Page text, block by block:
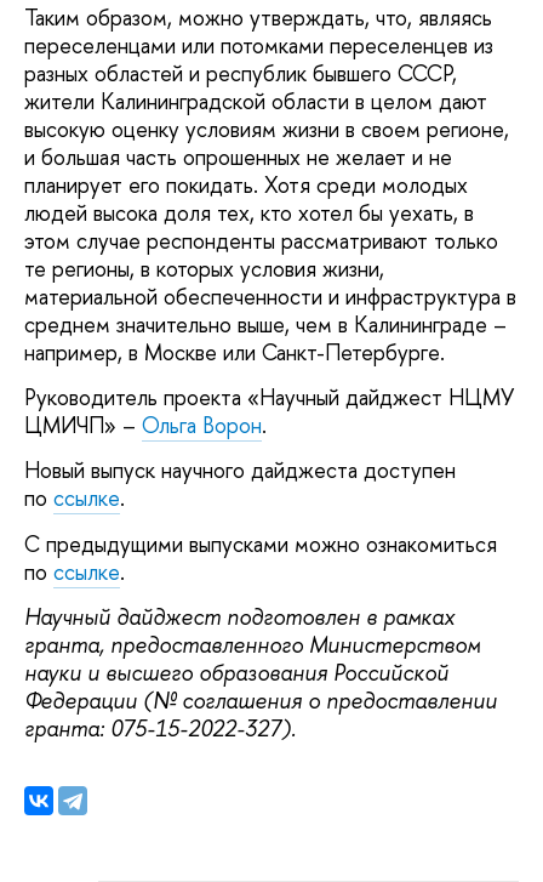
Таким образом, можно утверждать, что, являясь
переселенцами или потомками переселенцев из
разных областей и республик бывшего СССР,
жители Калининградской области в целом дают
высокую оценку условиям жизни в своем регионе,
и большая часть опрошенных не желает и не
планирует его покидать. Хотя среди молодых
людей высока доля тех, кто хотел бы уехать, в
этом случае респонденты рассматривают только
те регионы, в которых условия жизни,
материальной обеспеченности и инфраструктура в
среднем значительно выше, чем в Калининграде –
например, в Москве или Санкт-Петербурге.
Руководитель проекта «Научный дайджест НЦМУ
ЦМИЧП» – Ольга Ворон.
Новый выпуск научного дайджеста доступен
по ссылке.
С предыдущими выпусками можно ознакомиться
по ссылке.
Научный дайджест подготовлен в рамках
гранта, предоставленного Министерством
науки и высшего образования Российской
Федерации (№ соглашения о предоставлении
гранта: 075-15-2022-327).